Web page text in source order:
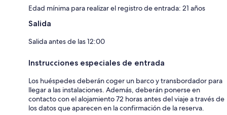
Edad mínima para realizar el registro de entrada: 21 años
Salida
Salida antes de las 12:00
Instrucciones especiales de entrada
Los huéspedes deberán coger un barco y transbordador para
llegar a las instalaciones. Además, deberán ponerse en
contacto con el alojamiento 72 horas antes del viaje a través de
los datos que aparecen en la confirmación de la reserva.